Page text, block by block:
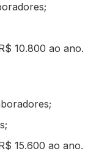
10.800 ao ano.
15.600 ao ano.